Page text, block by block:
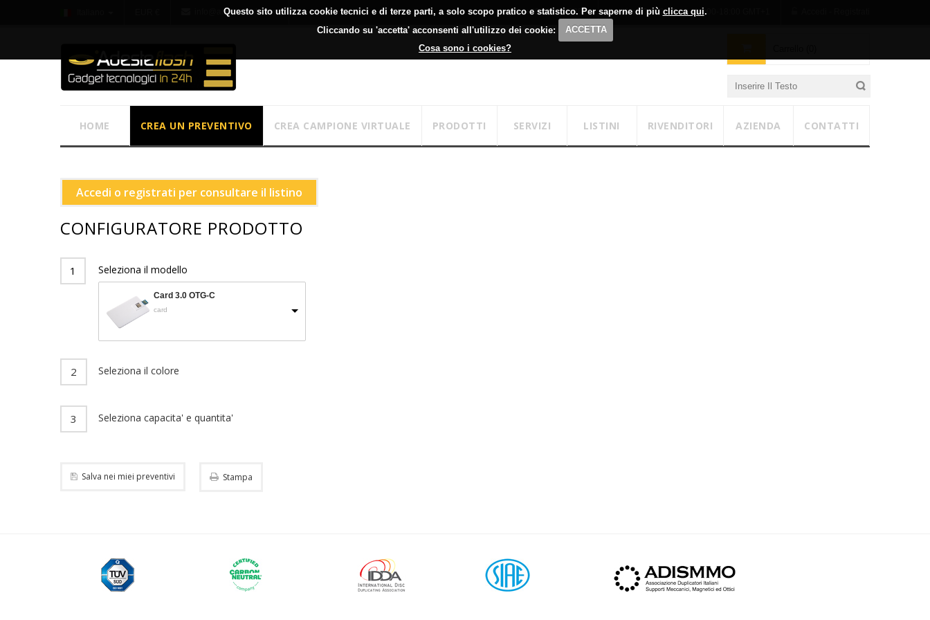
Questo sito utilizza cookie tecnici e di terze parti, a solo scopo pratico e statistico. Per saperne di più clicca qui.
Cliccando su 'accetta' acconsenti all'utilizzo dei cookie:
ACCETTA
Cosa sono i cookies?
info@adesteflash.com +39 051 700355 Lun-Ven 09:00-13:00 / 14:00-18:00 GMT+1
HOME CREA UN PREVENTIVO CREA CAMPIONE VIRTUALE PRODOTTI SERVIZI LISTINI RIVENDITORI AZIENDA CONTATTI
Accedi o registrati per consultare il listino
CONFIGURATORE PRODOTTO
1 Seleziona il modello
Card 3.0 OTG-C
card
2 Seleziona il colore
3 Seleziona capacita' e quantita'
Salva nei miei preventivi Stampa